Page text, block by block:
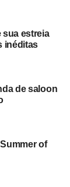
sua estreia
inéditas
de saloon
of